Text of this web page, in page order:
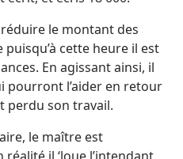
le montant des
cette heure il est
En agissant ainsi, il
pourront l’aider en retour
perdu son travail.
le maître est